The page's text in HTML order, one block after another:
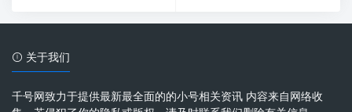
关于我们
千号网致力于提供最新最全面的的小号相关资讯 内容来自网络收